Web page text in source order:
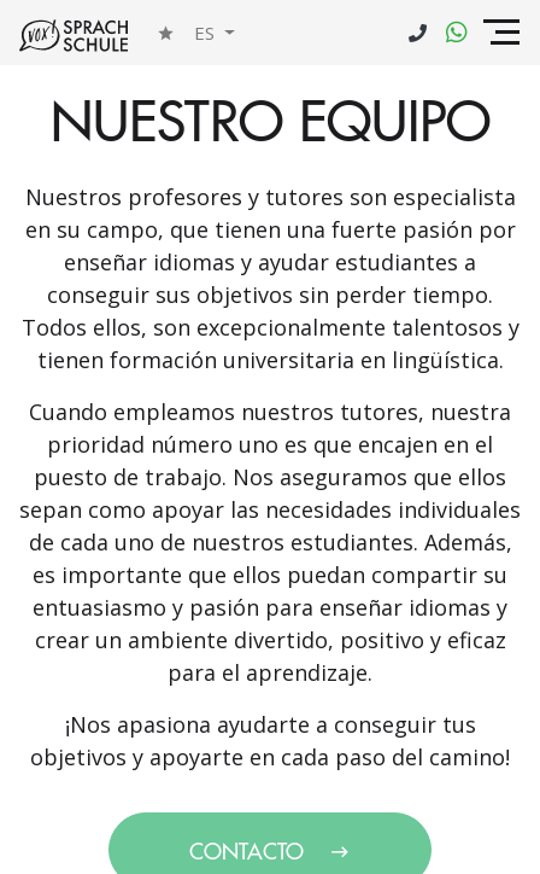
ES
NUESTRO EQUIPO
Nuestros profesores y tutores son especialista
en su campo, que tienen una fuerte pasión por
enseñar idiomas y ayudar estudiantes a
conseguir sus objetivos sin perder tiempo.
Todos ellos, son excepcionalmente talentosos y
tienen formación universitaria en lingüística.
Cuando empleamos nuestros tutores, nuestra
prioridad número uno es que encajen en el
puesto de trabajo. Nos aseguramos que ellos
sepan como apoyar las necesidades individuales
de cada uno de nuestros estudiantes. Además,
es importante que ellos puedan compartir su
entuasiasmo y pasión para enseñar idiomas y
crear un ambiente divertido, positivo y eficaz
para el aprendizaje.
¡Nos apasiona ayudarte a conseguir tus
objetivos y apoyarte en cada paso del camino!
CONTACTO